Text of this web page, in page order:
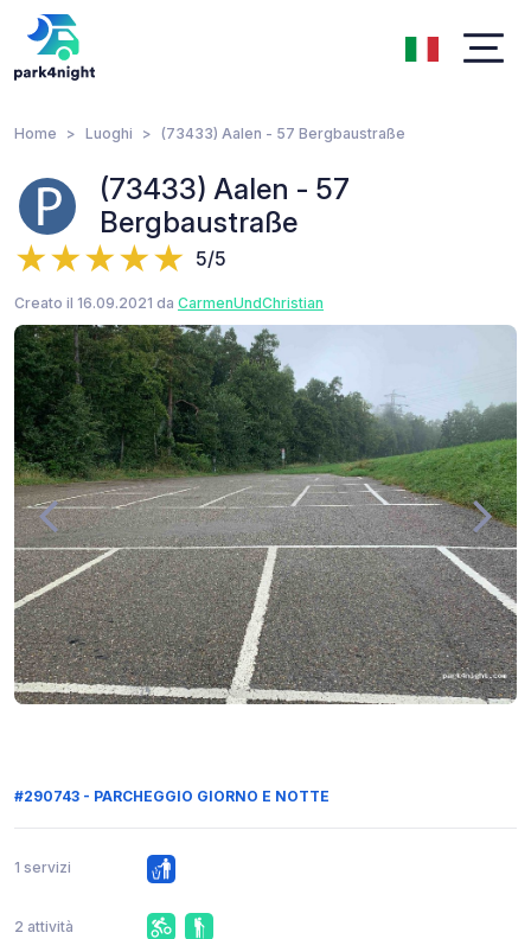
Home Luoghi (73433) Aalen - 57 Bergbaustraße
(73433) Aalen - 57
Bergbaustraße
5/5
Creato il 16.09.2021 da CarmenUndChristian
#290743 - PARCHEGGIO GIORNO E NOTTE
1 servizi
2 attività